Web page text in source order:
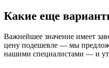
Какие еще
Важнейшее значение имеет
цену подешевле — мы
нашими специалистами — и